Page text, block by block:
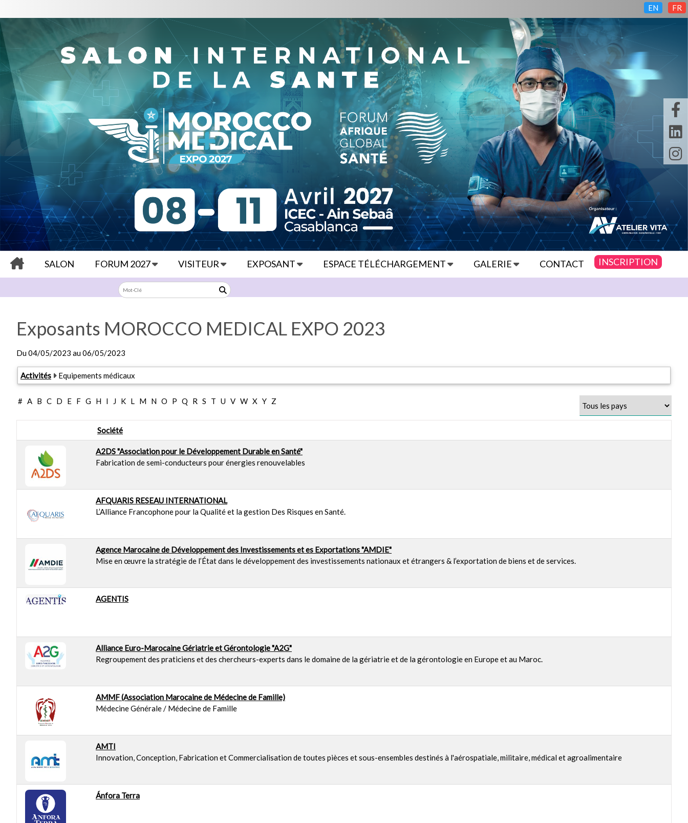
SALON FORUM 2027 VISITEUR EXPOSANT ESPACE TÉLÉCHARGEMENT GALERIE CONTACT INSCRIPTION
EN FR
Exposants MOROCCO MEDICAL EXPO 2023
Du04/05/2023 au06/05/2023
Activités Equipements médicaux
# A B C D E F G H I J K L M N O P Q R S T U V W X Y Z
Société
A2DS "Association pour le Développement Durable en Santé"
Fabrication de semi-conducteurs pour énergies renouvelables
AFQUARIS RESEAU INTERNATIONAL
L’Alliance Francophone pour la Qualité et la gestion Des Risques en Santé.
Agence Marocaine de Développement des Investissements et es Exportations "AMDIE"
Mise en œuvre la stratégie de l’État dans le développement des investissements nationaux et étrangers & l’exportation de biens et de services.
AGENTIS
Alliance Euro-Marocaine Gériatrie et Gérontologie "A2G"
Regroupement des praticiens et des chercheurs-experts dans le domaine de la gériatrie et de la gérontologie en Europe et au Maroc.
AMMF (Association Marocaine de Médecine de Famille)
Médecine Générale / Médecine de Famille
AMTI
Innovation, Conception, Fabrication et Commercialisation de toutes pièces et sous-ensembles destinés à l'aérospatiale, militaire, médical et agroalimentaire
Ánfora Terra